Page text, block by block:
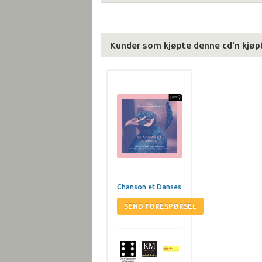
Kunder som kjøpte denne cd'n
Chanson et Danses